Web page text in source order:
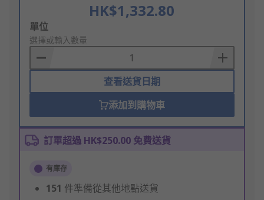
HK$1,332.80
Add
to
Basket
單位
選擇或輸入數量
查看送貨日期
添加到購物車
訂單超過 HK$250.00 免費送貨
有庫存
151 件準備從其他地點送貨